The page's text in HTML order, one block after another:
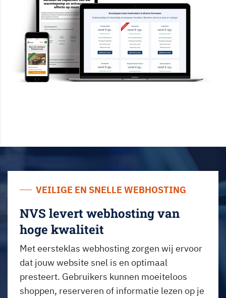
VEILIGE EN SNELLE WEBHOSTING
NVS levert webhosting van
hoge kwaliteit
Met eersteklas webhosting zorgen wij ervoor
dat jouw website snel is en optimaal
presteert. Gebruikers kunnen moeiteloos
shoppen, reserveren of informatie lezen op je